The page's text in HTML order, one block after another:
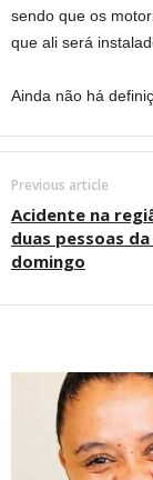
sendo que os
que ali será
Ainda não há
Previous article
Acidente na
duas pessoas
domingo